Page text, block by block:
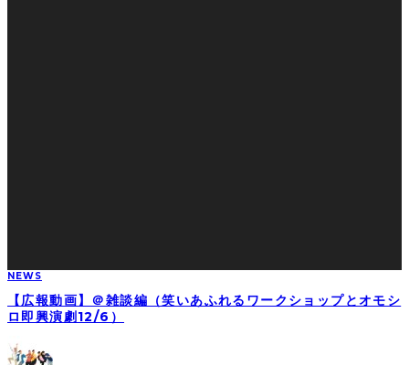
NEWS
【広報動画】＠雑談編（笑いあふれるワークショップとオモシ
ロ即興演劇12/6）